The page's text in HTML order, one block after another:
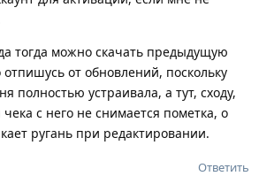
тогда можно скачать предыдущую
от обновлений, поскольку
полностью устраивала, а тут, сходу,
с него не снимается пометка, о
ругань при редактировании.
Ответить